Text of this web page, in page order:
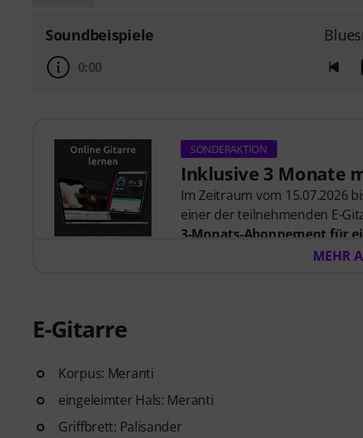
Soundbeispiele
0:00
SONDERAKTION
Inklusive 3 Monate
Im Zeitraum vom 15.07.2026
einer der teilnehmenden E-
3-Monats-Abonnement für
. Nach dem Versand
Ausdrucken sowie
weitere Features.
MEHR
E-Gitarre
Korpus: Meranti
eingeleimter Hals: Meranti
Griffbrett: Palisander